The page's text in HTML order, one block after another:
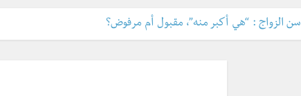
سن الزواج : “هي أكبر منه”، مقبول أم مرفوض؟